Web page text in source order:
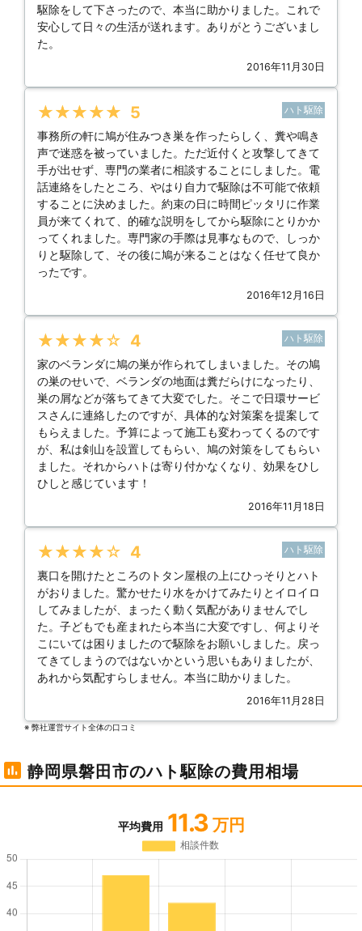
駆除をして下さったので、本当に助かりました。これで
安心して日々の生活が送れます。ありがとうございまし
た。
2016年11月30日
★★★★★ 5 ハト駆除
事務所の軒に鳩が住みつき巣を作ったらしく、糞や鳴き
声で迷惑を被っていました。ただ近付くと攻撃してきて
手が出せず、専門の業者に相談することにしました。電
話連絡をしたところ、やはり自力で駆除は不可能で依頼
することに決めました。約束の日に時間ピッタリに作業
員が来てくれて、的確な説明をしてから駆除にとりかか
ってくれました。専門家の手際は見事なもので、しっか
りと駆除して、その後に鳩が来ることはなく任せて良か
ったです。
2016年12月16日
★★★★★ 4 ハト駆除
家のベランダに鳩の巣が作られてしまいました。その鳩
の巣のせいで、ベランダの地面は糞だらけになったり、
巣の屑などが落ちてきて大変でした。そこで日環サービ
スさんに連絡したのですが、具体的な対策案を提案して
もらえました。予算によって施工も変わってくるのです
が、私は剣山を設置してもらい、鳩の対策をしてもらい
ました。それからハトは寄り付かなくなり、効果をひし
ひしと感じています！
2016年11月18日
★★★★★ 4 ハト駆除
裏口を開けたところのトタン屋根の上にひっそりとハト
がおりました。驚かせたり水をかけてみたりとイロイロ
してみましたが、まったく動く気配がありませんでし
た。子どもでも産まれたら本当に大変ですし、何よりそ
こにいては困りましたので駆除をお願いしました。戻っ
てきてしまうのではないかという思いもありましたが、
あれから気配すらしません。本当に助かりました。
2016年11月28日
※ 弊社運営サイト全体の⼝コミ
静岡県磐田市のハト駆除の費用相場
平均費用 11.3 万円